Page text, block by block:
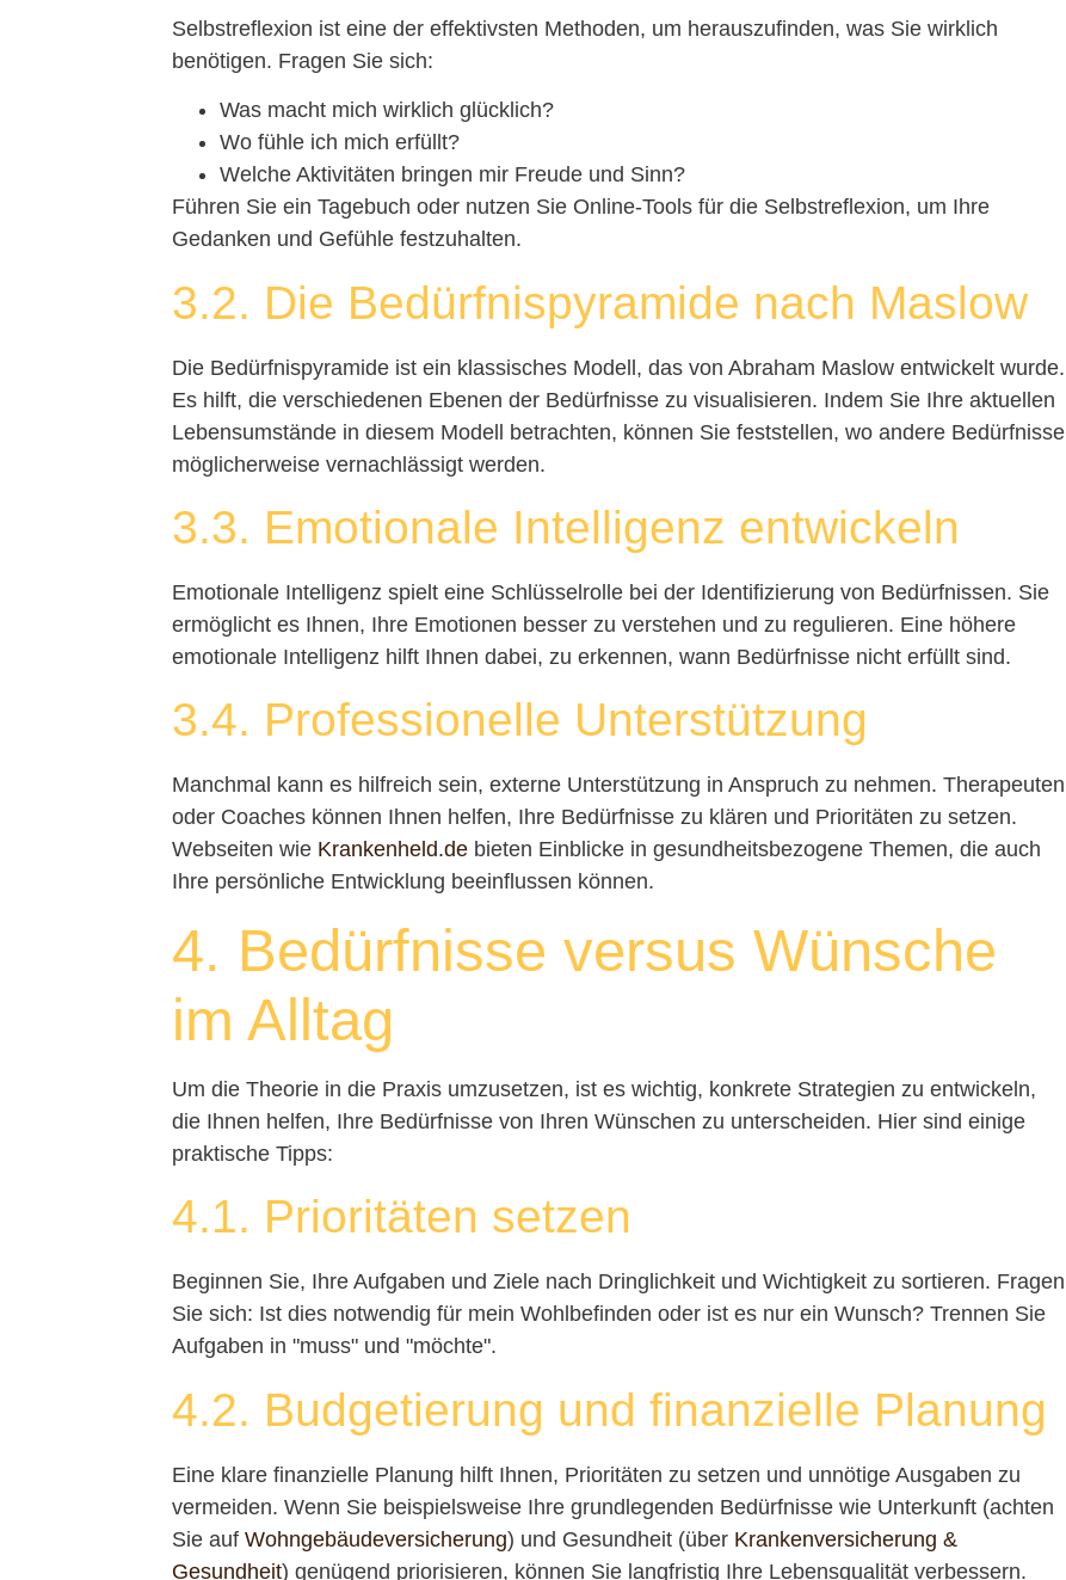
Selbstreflexion ist eine der effektivsten Methoden, um herauszufinden, was Sie wirklich
benötigen. Fragen Sie sich:
Was macht mich wirklich glücklich?
Wo fühle ich mich erfüllt?
Welche Aktivitäten bringen mir Freude und Sinn?
Führen Sie ein Tagebuch oder nutzen Sie Online-Tools für die Selbstreflexion, um Ihre
Gedanken und Gefühle festzuhalten.
3.2. Die Bedürfnispyramide nach Maslow
Die Bedürfnispyramide ist ein klassisches Modell, das von Abraham Maslow entwickelt wurde.
Es hilft, die verschiedenen Ebenen der Bedürfnisse zu visualisieren. Indem Sie Ihre aktuellen
Lebensumstände in diesem Modell betrachten, können Sie feststellen, wo andere Bedürfnisse
möglicherweise vernachlässigt werden.
3.3. Emotionale Intelligenz entwickeln
Emotionale Intelligenz spielt eine Schlüsselrolle bei der Identifizierung von Bedürfnissen. Sie
ermöglicht es Ihnen, Ihre Emotionen besser zu verstehen und zu regulieren. Eine höhere
emotionale Intelligenz hilft Ihnen dabei, zu erkennen, wann Bedürfnisse nicht erfüllt sind.
3.4. Professionelle Unterstützung
Manchmal kann es hilfreich sein, externe Unterstützung in Anspruch zu nehmen. Therapeuten
oder Coaches können Ihnen helfen, Ihre Bedürfnisse zu klären und Prioritäten zu setzen.
Webseiten wie Krankenheld.de bieten Einblicke in gesundheitsbezogene Themen, die auch
Ihre persönliche Entwicklung beeinflussen können.
4. Bedürfnisse versus Wünsche
im Alltag
Um die Theorie in die Praxis umzusetzen, ist es wichtig, konkrete Strategien zu entwickeln,
die Ihnen helfen, Ihre Bedürfnisse von Ihren Wünschen zu unterscheiden. Hier sind einige
praktische Tipps:
4.1. Prioritäten setzen
Beginnen Sie, Ihre Aufgaben und Ziele nach Dringlichkeit und Wichtigkeit zu sortieren. Fragen
Sie sich: Ist dies notwendig für mein Wohlbefinden oder ist es nur ein Wunsch? Trennen Sie
Aufgaben in "muss" und "möchte".
4.2. Budgetierung und finanzielle Planung
Eine klare finanzielle Planung hilft Ihnen, Prioritäten zu setzen und unnötige Ausgaben zu
vermeiden. Wenn Sie beispielsweise Ihre grundlegenden Bedürfnisse wie Unterkunft (achten
Sie aufWohngebäudeversicherung) und Gesundheit (über Krankenversicherung &
Gesundheit) genügend priorisieren, können Sie langfristig Ihre Lebensqualität verbessern.